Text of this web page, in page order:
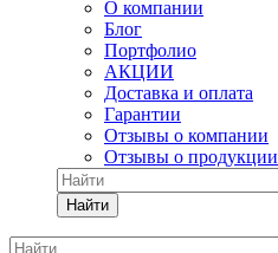
О компании
Блог
Портфолио
АКЦИИ
Доставка и оплата
Гарантии
Отзывы о компании
Отзывы о продукции
Найти